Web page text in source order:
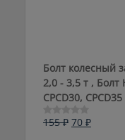
Болт колесный
2,0 - 3,5 т , Болт
CPCD30, CPCD35
Оценка
155₽ 70 ₽Текущая